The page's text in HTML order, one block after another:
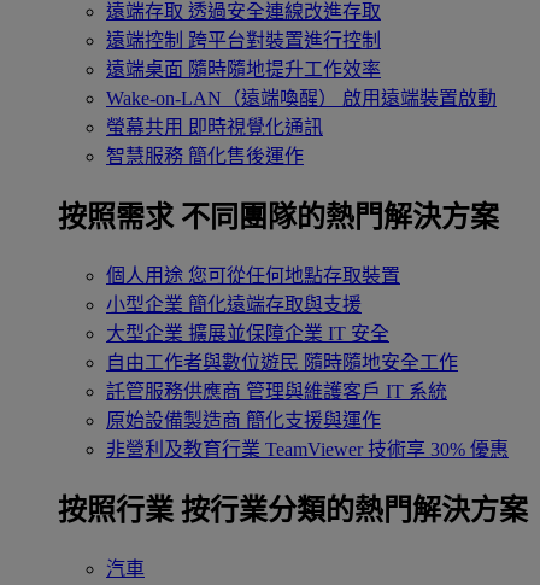
遠端存取 透過安全連線改進存取
遠端控制 跨平台對裝置進行控制
遠端桌面 隨時隨地提升工作效率
Wake-on-LAN（遠端喚醒）
啟用遠端裝置啟動
螢幕共用 即時視覺化通訊
智慧服務 簡化售後運作
按照需求 不同團隊的熱門解決方案
個人用途 您可從任何地點存取裝置
小型企業 簡化遠端存取與支援
大型企業 擴展並保障企業 IT 安全
自由工作者與數位遊民 隨時隨地安全工作
託管服務供應商 管理與維護客戶 IT 系統
原始設備製造商 簡化支援與運作
非營利及教育行業 TeamViewer 技術享 30% 優惠
按照行業 按行業分類的熱門解決方案
汽車